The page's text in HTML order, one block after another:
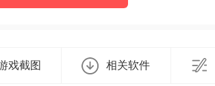
戏截图 相关软件